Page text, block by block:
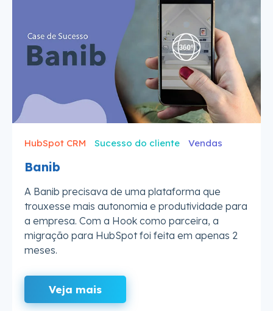
HubSpot CRM Sucesso do cliente Vendas
Banib
A Banib precisava de uma plataforma que
trouxesse mais autonomia e produtividade para
a empresa. Com a Hook como parceira, a
migração para HubSpot foi feita em apenas 2
meses.
Veja mais